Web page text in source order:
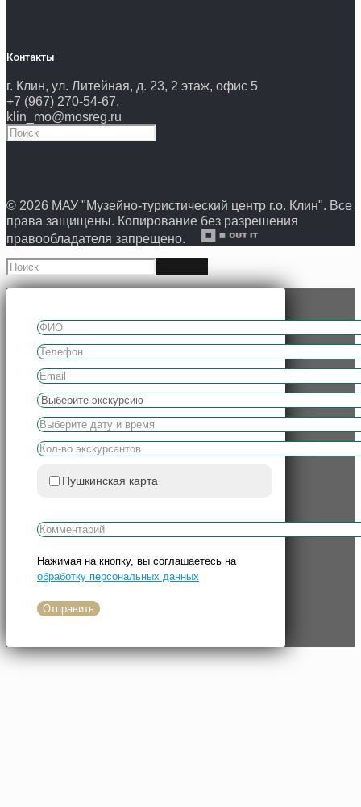
Контакты
г. Клин, ул. Литейная, д. 23, 2 этаж, офис 5
+7 (967) 270-54-67,
klin_mo@mosreg.ru
© 2026 МАУ "Музейно-туристический центр г.о. Клин". Все
права защищены. Копирование без разрешения
правообладателя запрещено.
Пушкинская карта
Нажимая на кнопку, вы соглашаетесь на
обработку персональных данных